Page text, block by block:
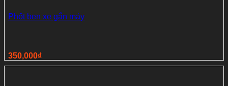
Phốt ben xe gắn máy
350,000₫